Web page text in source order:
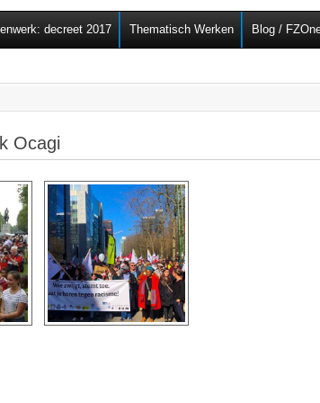
Overslaan en naar de
algemene inhoud gaan
decreet 2017 Thematisch Werken Blog /
Ocagi